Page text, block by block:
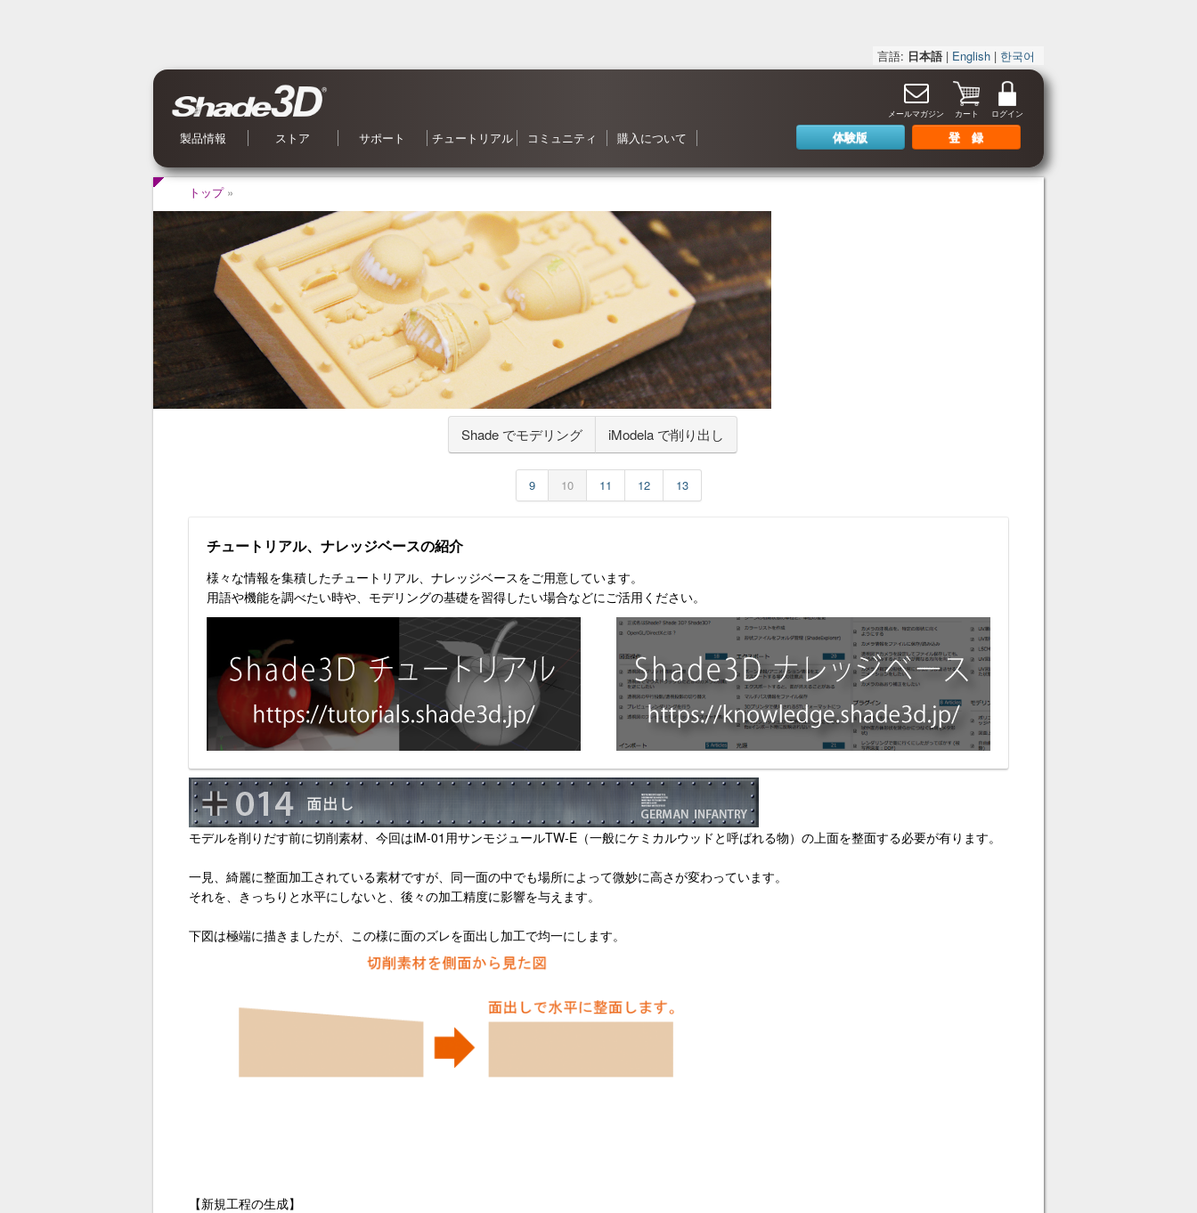
言語: 日本語| English | 한국어
製品情報
Shade3D Ver.27
CG入力支援サービス
BIM/CIM 設計照査ツール
ブロックUIプログラミングツール
3Dパラメトリックツール
Civil・Ultimate とは
Shade3D SDK
Shade3D AI 生成ツール
Shade3D Shapeasy
マジカルスケッチ 3D
Shade3D 公式ガイドブック
Shade3D 検定ガイドブック
Shade3D Panorama View
Shade3D 実用3Dデータ集 森シリーズ
ストア
オンラインストア
ご利用案内
マーケットプレイス
特集記事
Shade3D 実用3Dデータ集 森シリーズ
サポート
お問い合わせ
OS 別対応状況
よくあるご質問（FAQ）
オンラインヘルプ
アップデータ
メールマガジン
Shade3D ナレッジベースへようこそ
チュートリアル
目次
Shade3D 操作ガイダンス
Shade3D の使い方
カスタマイズはいかがですか？
シャーロットのチュートリアル
ビデオチュートリアル
ポリゴンメッシュでキャラクタを作成
アニメーション事始め
チャレンジ！3D
Adobe製品と連携！
書籍リスト
コミュニティ
Shade3D フォーラム
事例紹介・インタビュー
特集・コンテスト
ギャラリー
購入について
Shade3D 製品のご購入について
Shapeasy の購入
マジカルスケッチ 3D の購入
体験版 登 録
ログイン
カート
メールマガジン
トップ»
Shade でモデリング iModela で削り出し
9 10 11 12 13
チュートリアル、ナレッジベースの紹介
様々な情報を集積したチュートリアル、ナレッジベースをご用意しています。
用語や機能を調べたい時や、モデリングの基礎を習得したい場合などにご活用ください。
モデルを削りだす前に切削素材、今回はiM-01用サンモジュールTW-E（一般にケミカルウッドと呼ばれる物）の上面を整面する必要が有ります。
一見、綺麗に整面加工されている素材ですが、同一面の中でも場所によって微妙に高さが変わっています。
それを、きっちりと水平にしないと、後々の加工精度に影響を与えます。
下図は極端に描きましたが、この様に面のズレを面出し加工で均一にします。
【新規工程の生成】